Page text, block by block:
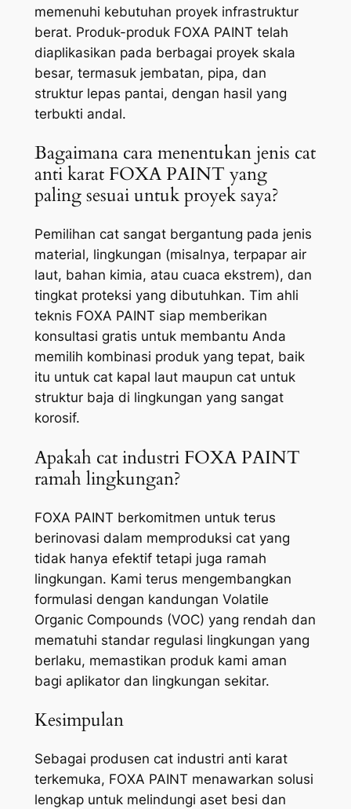
memenuhi kebutuhan proyek infrastruktur
berat. Produk-produk FOXA PAINT telah
diaplikasikan pada berbagai proyek skala
besar, termasuk jembatan, pipa, dan
struktur lepas pantai, dengan hasil yang
terbukti andal.
Bagaimana cara menentukan jenis cat
anti karat FOXA PAINT yang
paling sesuai untuk proyek saya?
Pemilihan cat sangat bergantung pada jenis
material, lingkungan (misalnya, terpapar air
laut, bahan kimia, atau cuaca ekstrem), dan
tingkat proteksi yang dibutuhkan. Tim ahli
teknis FOXA PAINT siap memberikan
konsultasi gratis untuk membantu Anda
memilih kombinasi produk yang tepat, baik
itu untuk cat kapal laut maupun cat untuk
struktur baja di lingkungan yang sangat
korosif.
Apakah cat industri FOXA PAINT
ramah lingkungan?
FOXA PAINT berkomitmen untuk terus
berinovasi dalam memproduksi cat yang
tidak hanya efektif tetapi juga ramah
lingkungan. Kami terus mengembangkan
formulasi dengan kandungan Volatile
Organic Compounds (VOC) yang rendah dan
mematuhi standar regulasi lingkungan yang
berlaku, memastikan produk kami aman
bagi aplikator dan lingkungan sekitar.
Kesimpulan
Sebagai produsen cat industri anti karat
terkemuka, FOXA PAINT menawarkan solusi
lengkap untuk melindungi aset besi dan